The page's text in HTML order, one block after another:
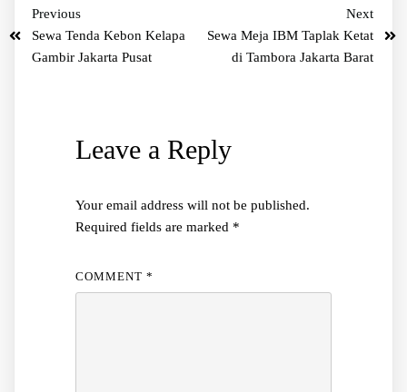
Previous
Sewa Tenda Kebon Kelapa
Gambir Jakarta Pusat
Next
Sewa Meja IBM Taplak Ketat
di Tambora Jakarta Barat
Leave a Reply
Your email address will not be published.
Required fields are marked *
COMMENT *